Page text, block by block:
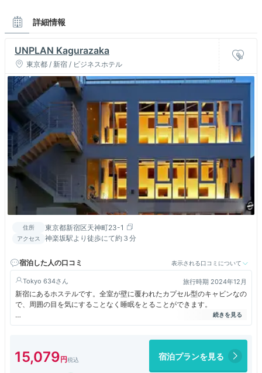
詳細情報
UNPLAN Kagurazaka
東京都 / 新宿 / ビジネスホテル
住所 東京都新宿区天神町23-1
アクセス 神楽坂駅より徒歩にて約３分
宿泊した人の口コミ 表示される口コミについて
Tokyo 634 旅行時期 2024年12月
新宿にあるホステルです。全室が壁に覆われたカプセル型のキャビンなの
で、周囲の目を気にすることなく睡眠をとることができます。
アクセスは新宿三丁目駅か東新宿駅が近いですが、JR線の新宿駅からは
東京のホテルはどこも高く、ドミトリーでも5000～7000円するので世
知辛い世の中ですが、こちらのホステルの設備は綺麗でした。ただ、宿泊
15,079 宿泊プランを見る